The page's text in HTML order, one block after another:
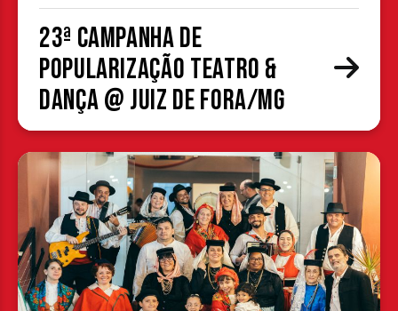
23ª Campanha de
Popularização Teatro &
Dança @ Juiz de Fora/MG